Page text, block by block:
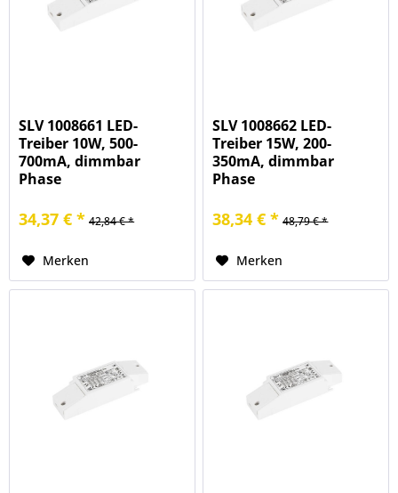
SLV 1008661 LED-
Treiber 10W, 500-
700mA, dimmbar
Phase
34,37 € * 42,84 € *
Merken
SLV 1008662 LED-
Treiber 15W, 200-
350mA, dimmbar
Phase
38,34 € * 48,79 € *
Merken